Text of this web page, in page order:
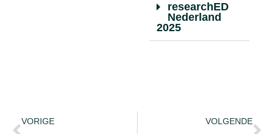
researchED
Nederland
2025
VORIGE VOLGENDE